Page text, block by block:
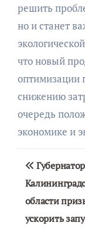
решить
но и станет
что новый
оптимизации
снижению
очередь
экономике и
по
Губернатор
области
ускорить